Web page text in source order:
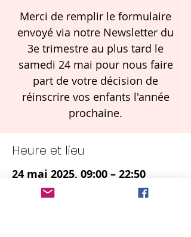
Merci de remplir le formulaire
envoyé via notre Newsletter du
3e trimestre au plus tard le
samedi 24 mai pour nous faire
part de votre décision de
réinscrire vos enfants l'année
prochaine.
Heure et lieu
24 mai 2025, 09:00 – 22:50
Ysgol Y Berllan Deg, Circle Way
East, Llanedeyrn, Cardiff CF23